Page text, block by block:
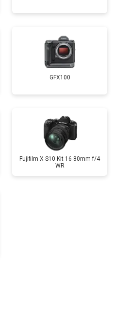
GFX100
Fujifilm X-S10 Kit 16-80mm f/4
WR